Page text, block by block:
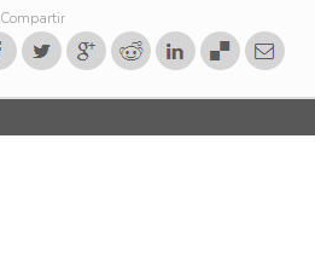
Compartir